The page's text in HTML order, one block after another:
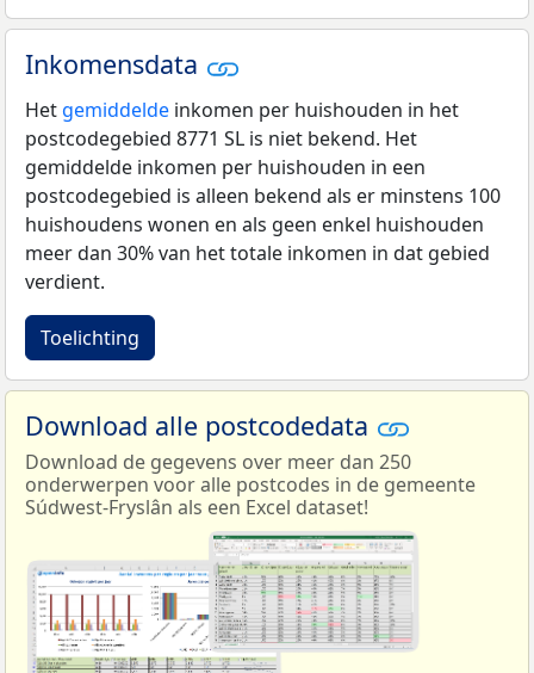
Inkomensdata
Het gemiddelde inkomen per huishouden in het
postcodegebied 8771 SL is niet bekend. Het
gemiddelde inkomen per huishouden in een
postcodegebied is alleen bekend als er minstens 100
huishoudens wonen en als geen enkel huishouden
meer dan 30% van het totale inkomen in dat gebied
verdient.
Toelichting
Download alle postcodedata
Download de gegevens over meer dan 250
onderwerpen voor alle postcodes in de gemeente
Súdwest-Fryslân als een Excel dataset!